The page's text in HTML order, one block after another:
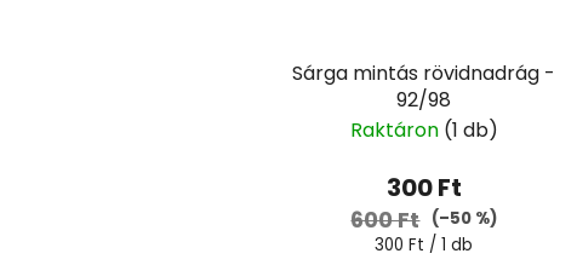
Sárga mintás rövidnadrág -
92/98
Raktáron (1 db)
300 Ft
600 Ft (–50 %)
Egységár:
300 Ft / 1 db